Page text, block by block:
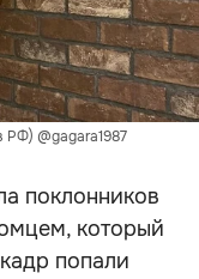
РФ) @gagara1987
поклонников
который
попали